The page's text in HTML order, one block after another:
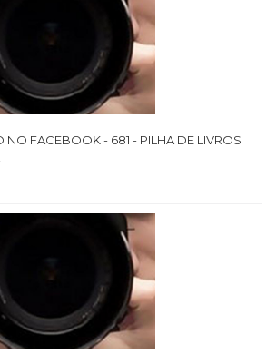
NO FACEBOOK - 681 - PILHA DE LIVROS